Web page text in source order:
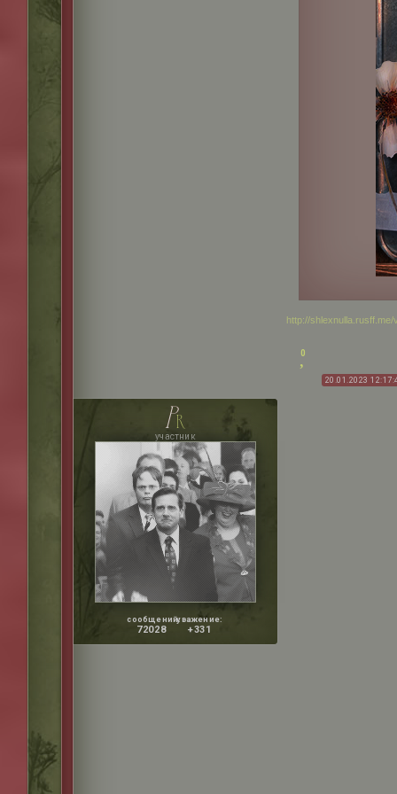
http://
0
20.01.2023
pr
участник
сообщений:
72028
уважение:
+331